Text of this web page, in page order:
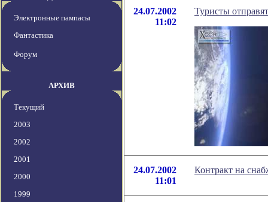
Электронные пампасы
Фантастика
Форум
АРХИВ
Текущий
2003
2002
2001
2000
1999
24.07.2002
11:02
Туристы
24.07.2002
11:01
Контракт на